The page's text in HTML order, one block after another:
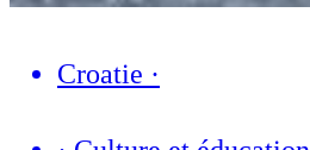
Croatie ·